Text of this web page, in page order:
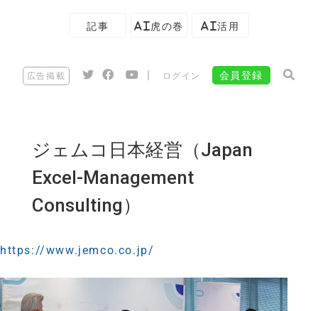
記事 AI虎の巻 AI活用
広告掲載 ログイン 会員登録
ジェムコ日本経営（Japan
Excel-Management
Consulting）
https://www.jemco.co.jp/